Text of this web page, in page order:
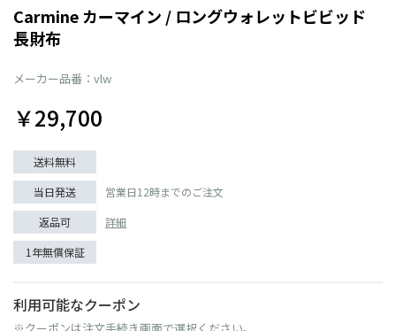
Carmine カーマイン / ロングウォレットビビッド
長財布
メーカー品番：vlw
￥29,700
送料無料
当日発送
営業日12時までのご注文
返品可
詳細
1年無償保証
利用可能なクーポン